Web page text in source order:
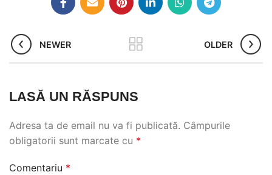
prăjite prea tare.
NEWER OLDER
LASĂ UN RĂSPUNS
Adresa ta de email nu va fi publicată. Câmpurile
obligatorii sunt marcate cu *
Comentariu *